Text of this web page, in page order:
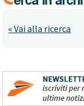
« Vai alla ricerca